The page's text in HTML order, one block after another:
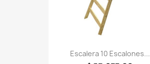
Escalera 10 Escalones...